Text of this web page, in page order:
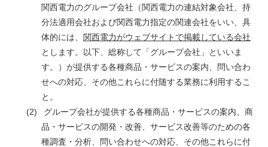
関西電力のグループ会社（関西電力の連結対象会社、持
分法適用会社および関西電力指定の関連会社をいい、具
体的には、 関西電力がウェブサイトで掲載している会社
とします。以下、総称して「グループ会社」といいま
す。）が提供する各種商品・サービスの案内、問い合わ
せへの対応、その他これらに付随する業務に利用するこ
と。
グループ会社が提供する各種商品・サービスの案内、商
品・サービスの開発・改善、サービス改善等のための各
種調査・分析、問い合わせへの対応、その他これらに付